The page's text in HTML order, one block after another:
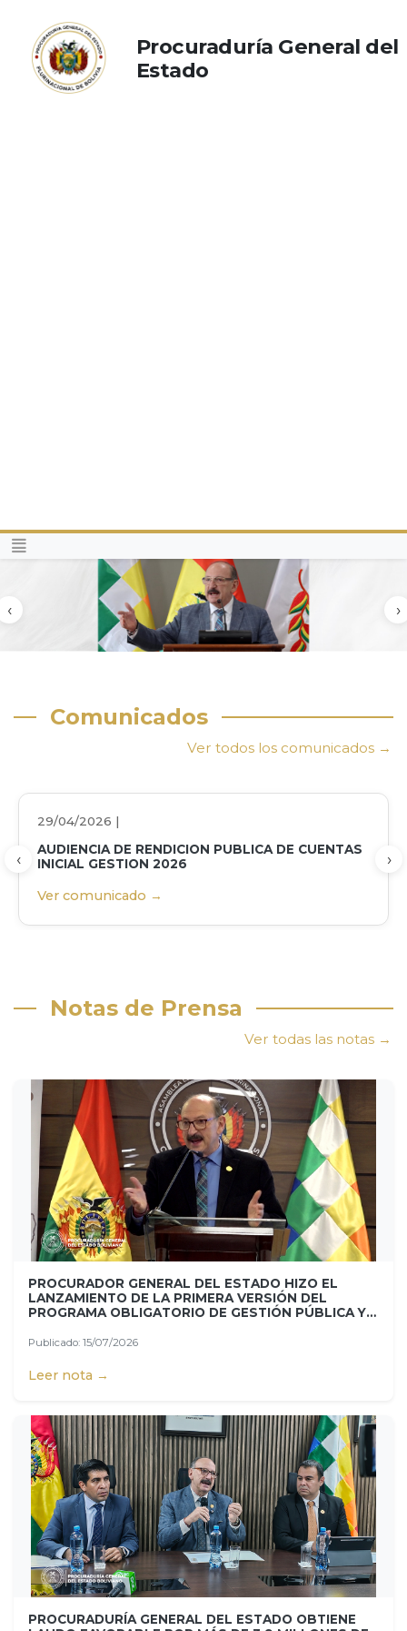
Procuraduría General del
Estado
‹ ›
Comunicados
Ver todos los comunicados →
29/04/2026 |
AUDIENCIA DE RENDICION PUBLICA DE CUENTAS
INICIAL GESTION 2026
Ver comunicado →
‹ ›
Notas de Prensa
Ver todas las notas →
PROCURADOR GENERAL DEL ESTADO HIZO EL
LANZAMIENTO DE LA PRIMERA VERSIÓN DEL
PROGRAMA OBLIGATORIO DE GESTIÓN PÚBLICA Y
Publicado: 15/07/2026
Leer nota →
PROCURADURÍA GENERAL DEL ESTADO OBTIENE